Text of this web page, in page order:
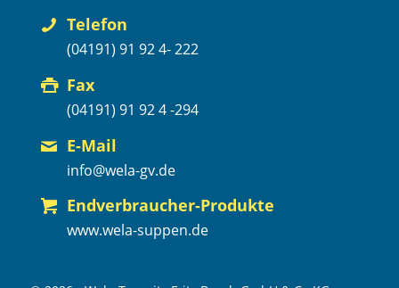
Telefon
(04191) 91 92 4- 222
Fax
(04191) 91 92 4 -294
E-Mail
info@wela-gv.de
Endverbraucher-Produkte
www.wela-suppen.de